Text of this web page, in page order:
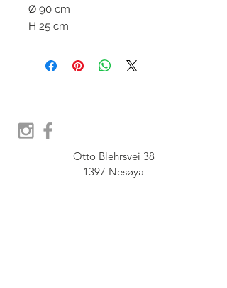
Ø 90 cm
H 25 cm
Otto Blehrsvei 38
1397 Nesøya